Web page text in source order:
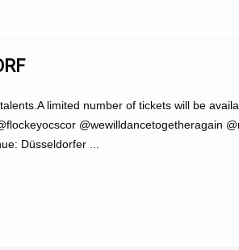
limited number of tickets will be
@wewilldancetogetheragain
Düsseldorfer ...